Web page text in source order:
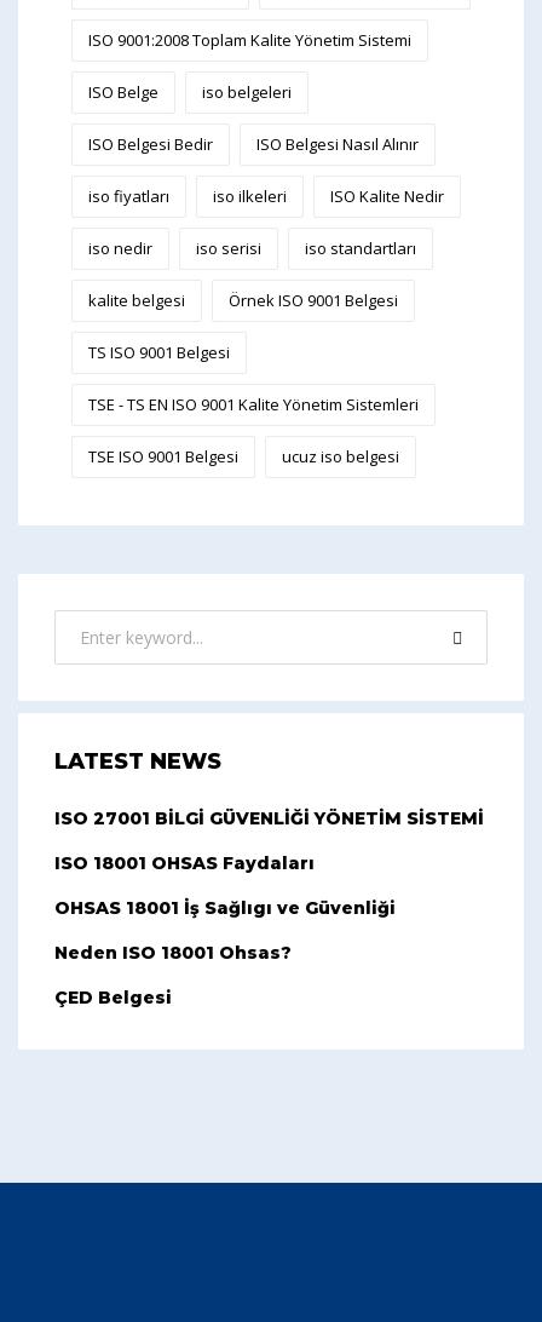
ISO 9001:2008 Toplam Kalite Yönetim Sistemi
ISO Belge iso belgeleri
ISO Belgesi Bedir ISO Belgesi Nasıl Alınır
iso fiyatları iso ilkeleri ISO Kalite Nedir
iso nedir iso serisi iso standartları
kalite belgesi Örnek ISO 9001 Belgesi
TS ISO 9001 Belgesi
TSE - TS EN ISO 9001 Kalite Yönetim Sistemleri
TSE ISO 9001 Belgesi ucuz iso belgesi
LATEST NEWS
ISO 27001 BİLGİ GÜVENLİĞİ YÖNETİM SİSTEMİ
ISO 18001 OHSAS Faydaları
OHSAS 18001 İş Sağlıgı ve Güvenliği
Neden ISO 18001 Ohsas?
ÇED Belgesi